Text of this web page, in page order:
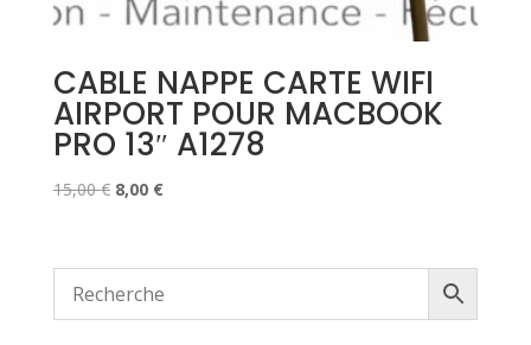
CABLE NAPPE CARTE WIFI
AIRPORT POUR MACBOOK
PRO 13″ A1278
15,00€ Le
était :
15,00 €.
8,00 €Le
est :
8,00 €.